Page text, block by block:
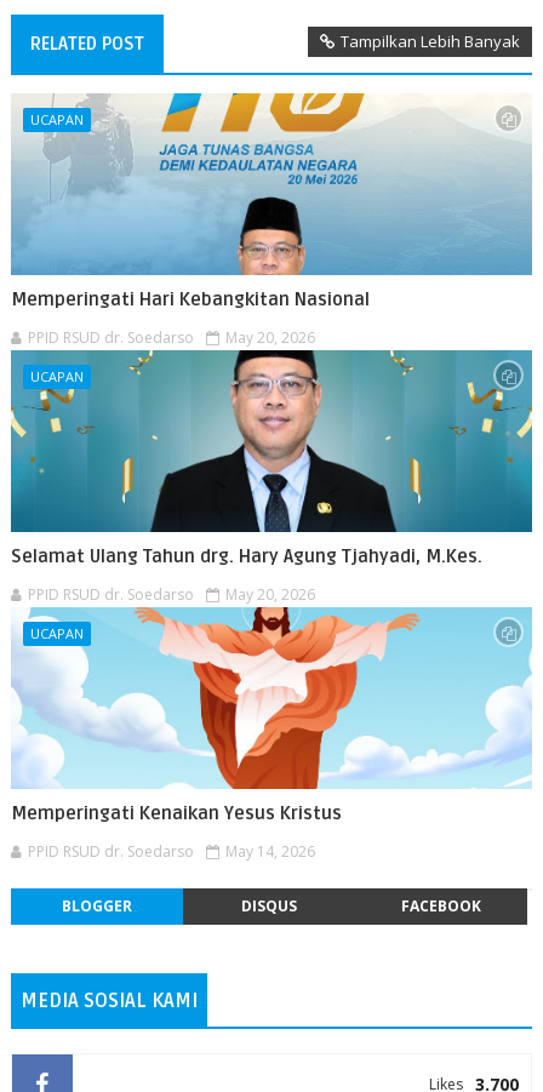
RELATED POST Tampilkan Lebih Banyak
UCAPAN
Memperingati Hari Kebangkitan Nasional
PPID RSUD dr. Soedarso May 20, 2026
UCAPAN
Selamat Ulang Tahun drg. Hary Agung Tjahyadi, M.Kes.
PPID RSUD dr. Soedarso May 20, 2026
UCAPAN
Memperingati Kenaikan Yesus Kristus
PPID RSUD dr. Soedarso May 14, 2026
BLOGGER DISQUS FACEBOOK
MEDIA SOSIAL KAMI
3.700
Likes